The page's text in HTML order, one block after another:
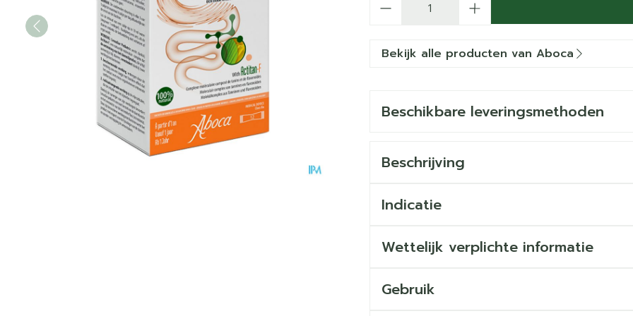
Bekijk alle producten van Aboca
Beschikbare leveringsmethoden
Beschrijving
Indicatie
Wettelijk verplichte informatie
Gebruik